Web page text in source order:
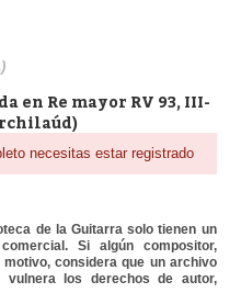
Reproductor
en Re mayor RV 93, III-
necesitas estar registrado
de la Guitarra solo tienen un
Si algún compositor,
considera que un archivo
los derechos de autor,